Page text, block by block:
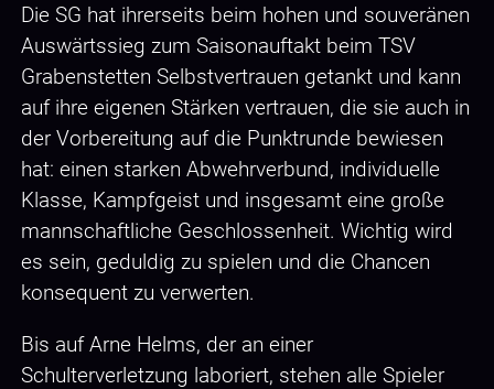
Die SG hat ihrerseits beim hohen und souveränen
Auswärtssieg zum Saisonauftakt beim TSV
Grabenstetten Selbstvertrauen getankt und kann
auf ihre eigenen Stärken vertrauen, die sie auch in
der Vorbereitung auf die Punktrunde bewiesen
hat: einen starken Abwehrverbund, individuelle
Klasse, Kampfgeist und insgesamt eine große
mannschaftliche Geschlossenheit. Wichtig wird
es sein, geduldig zu spielen und die Chancen
konsequent zu verwerten.
Bis auf Arne Helms, der an einer
Schulterverletzung laboriert, stehen alle Spieler